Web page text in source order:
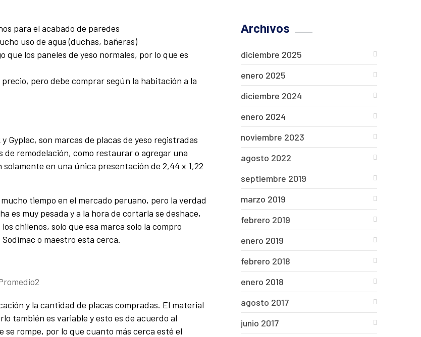
para el acabado de paredes
uso de agua (duchas, bañeras)
que los paneles de yeso normales, por lo que es
pero debe comprar según la habitación a la
Gyplac, son marcas de placas de yeso registradas
de remodelación, como restaurar o agregar una
en una única presentación de 2,44 x 1,22
tiempo en el mercado peruano, pero la verdad
es muy pesada y a la hora de cortarla se deshace,
chilenos, solo que esa marca solo la compro
o maestro esta cerca.
y la cantidad de placas compradas. El material
también es variable y esto es de acuerdo al
rompe, por lo que cuanto más cerca esté el
Archivos
diciembre 2025
enero 2025
diciembre 2024
enero 2024
noviembre 2023
agosto 2022
septiembre 2019
marzo 2019
febrero 2019
enero 2019
febrero 2018
enero 2018
agosto 2017
junio 2017